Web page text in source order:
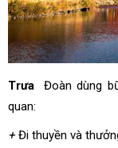
Trưa Đoàn dùng
quan:
+Đi thuyền và